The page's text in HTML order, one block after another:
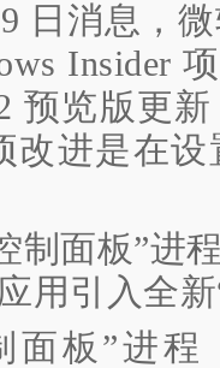
消息，微
Insider
预览版更
改进是在
板”进程